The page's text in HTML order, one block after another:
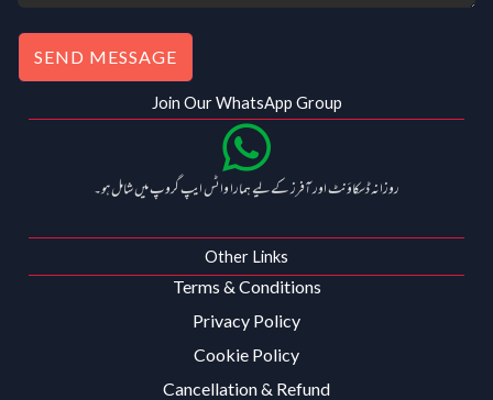
SEND MESSAGE
Join Our WhatsApp Group
روزانہ ڈسکاؤنٹ اور آفرز کے لیے ہمارا واٹس ایپ گروپ میں شامل ہو۔
Other Links
Terms & Conditions
Privacy Policy
Cookie Policy
Cancellation & Refund